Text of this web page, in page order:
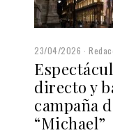
23/04/2026
directo y
campaña
“Michael”